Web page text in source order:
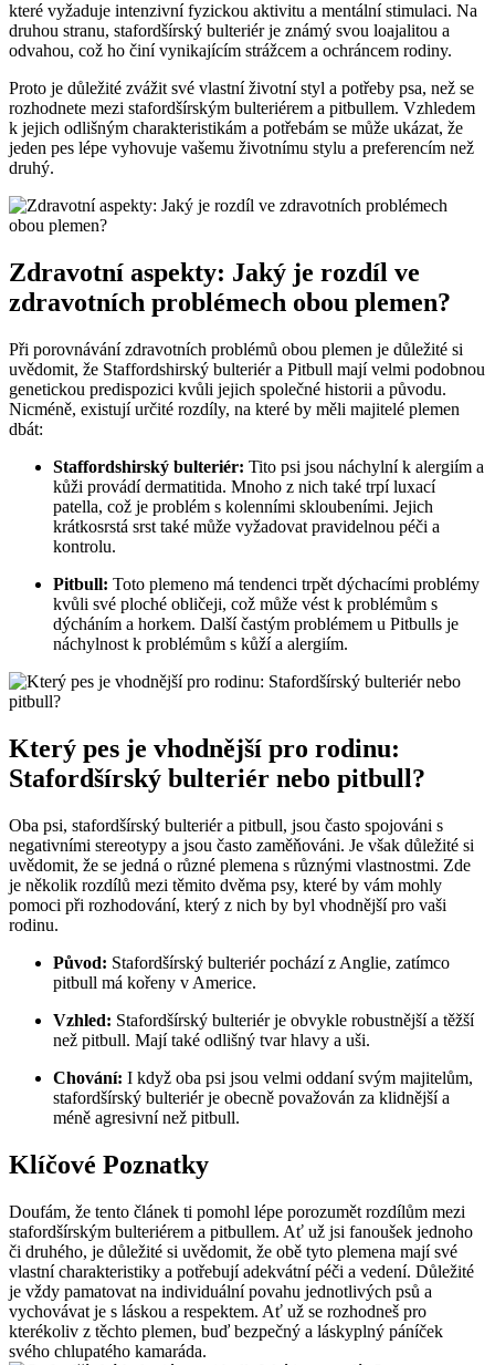
které vyžaduje intenzivní fyzickou aktivitu a mentální stimulaci. Na
druhou stranu, stafordšírský bulteriér je známý svou loajalitou a
odvahou, což ho činí vynikajícím strážcem a ochráncem rodiny.
Proto je důležité zvážit své vlastní životní styl a potřeby psa, než se
rozhodnete mezi stafordšírským bulteriérem a pitbullem. Vzhledem
k jejich odlišným charakteristikám a potřebám se může ukázat, že
jeden pes lépe vyhovuje vašemu životnímu stylu a preferencím než
druhý.
Zdravotní aspekty: Jaký je rozdíl ve
zdravotních problémech obou plemen?
Při porovnávání zdravotních problémů obou plemen je důležité si
uvědomit, že Staffordshirský bulteriér a Pitbull mají velmi podobnou
genetickou predispozici kvůli jejich společné historii a původu.
Nicméně, existují určité rozdíly, na které by měli majitelé plemen
dbát:
Staffordshirský bulteriér: Tito psi jsou náchylní k alergiím a
kůži provádí dermatitida. Mnoho z nich také trpí luxací
patella, což je problém s kolenními skloubeními. Jejich
krátkosrstá srst také může vyžadovat pravidelnou péči a
kontrolu.
Pitbull: Toto plemeno má tendenci trpět dýchacími problémy
kvůli své ploché obličeji, což může vést k problémům s
dýcháním a horkem. Další častým problémem u Pitbulls je
náchylnost k problémům s kůží a alergiím.
Který pes je vhodnější pro rodinu:
Stafordšírský bulteriér nebo pitbull?
Oba psi, stafordšírský bulteriér a pitbull, jsou často spojováni s
negativními stereotypy a jsou často zaměňováni. Je však důležité si
uvědomit, že se jedná o různé plemena s různými vlastnostmi. Zde
je několik rozdílů mezi těmito dvěma psy, které by vám mohly
pomoci při rozhodování, který z nich by byl vhodnější pro vaši
rodinu.
Původ: Stafordšírský bulteriér pochází z Anglie, zatímco
pitbull má kořeny v Americe.
Vzhled: Stafordšírský bulteriér je obvykle robustnější a těžší
než pitbull. Mají také odlišný tvar hlavy a uši.
Chování: I když oba psi jsou velmi oddaní svým majitelům,
stafordšírský bulteriér je obecně považován za klidnější a
méně agresivní než pitbull.
Klíčové Poznatky
Doufám, že tento článek ti pomohl lépe porozumět rozdílům mezi
stafordšírským bulteriérem a pitbullem. Ať už jsi fanoušek jednoho
či druhého, je důležité si uvědomit, že obě tyto plemena mají své
vlastní charakteristiky a potřebují adekvátní péči a vedení. Důležité
je vždy pamatovat na individuální povahu jednotlivých psů a
vychovávat je s láskou a respektem. Ať už se rozhodneš pro
kterékoliv z těchto plemen, buď bezpečný a láskyplný páníček
svého chlupatého kamaráda.